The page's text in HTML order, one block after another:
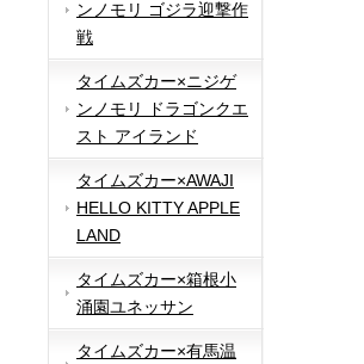
ンノモリ ゴジラ迎撃作
戦
タイムズカー×ニジゲ
ンノモリ ドラゴンクエ
スト アイランド
タイムズカー×AWAJI
HELLO KITTY APPLE
LAND
タイムズカー×箱根小
涌園ユネッサン
タイムズカー×有馬温